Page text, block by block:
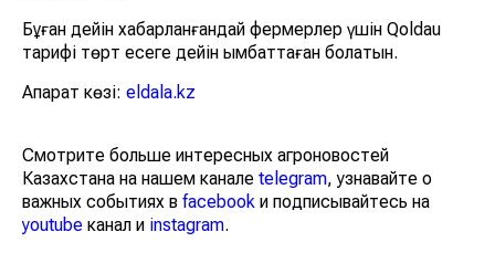
Бұған дейін хабарланғандай фермерлер үшін Qoldau
тарифі төрт есеге дейін қымбаттаған болатын.
Ақпарат көзі: eldala.kz
Смотрите больше интересных агроновостей
Казахстана на нашем канале telegram, узнавайте о
важных событиях в facebook и подписывайтесь на
youtube канал и instagram.